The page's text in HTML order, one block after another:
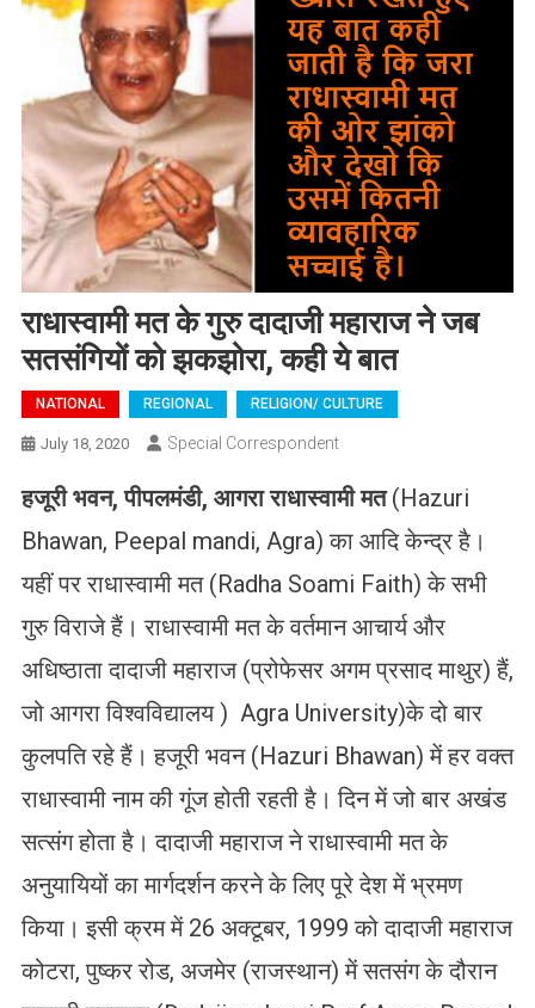
राधास्वामी मत के गुरु दादाजी महाराज ने जब
सतसंगियों को झकझोरा, कही ये बात
NATIONAL REGIONAL RELIGION/ CULTURE
July 18, 2020 Special Correspondent
हजूरी भवन,पीपलमंडी, आगरा राधास्वामी मत(Hazuri
Bhawan, Peepal mandi, Agra) का आदि केन्द्र है।
यहीं पर राधास्वामी मत (Radha Soami Faith) के सभी
गुरु विराजे हैं। राधास्वामी मत के वर्तमान आचार्य और
अधिष्ठाता दादाजी महाराज (प्रोफेसर अगम प्रसाद माथुर) हैं,
जो आगरा विश्वविद्यालय ) Agra University)के दो बार
कुलपति रहे हैं। हजूरी भवन (Hazuri Bhawan) में हर वक्त
राधास्वामी नाम की गूंज होती रहती है। दिन में जो बार अखंड
सत्संग होता है। दादाजी महाराज ने राधास्वामी मत के
अनुयायियों का मार्गदर्शन करने के लिए पूरे देश में भ्रमण
किया। इसी क्रम में 26 अक्टूबर, 1999 को दादाजी महाराज
कोटरा, पुष्कर रोड, अजमेर (राजस्थान) में सतसंग के दौरान